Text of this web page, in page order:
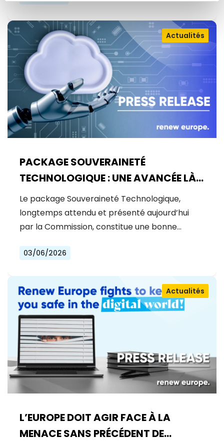
PACKAGE SOUVERAINETÉ
TECHNOLOGIQUE : UNE AVANCÉE LÀ
OÙ UN BOND ÉTAIT NÉCESSAIRE
Actualités
Le package Souveraineté Technologique,
longtemps attendu et présenté aujourd’hui
par la Commission, constitue une bonne…
03/06/2026
L’EUROPE DOIT AGIR FACE À LA
MENACE SANS PRÉCÉDENT DE
Actualités